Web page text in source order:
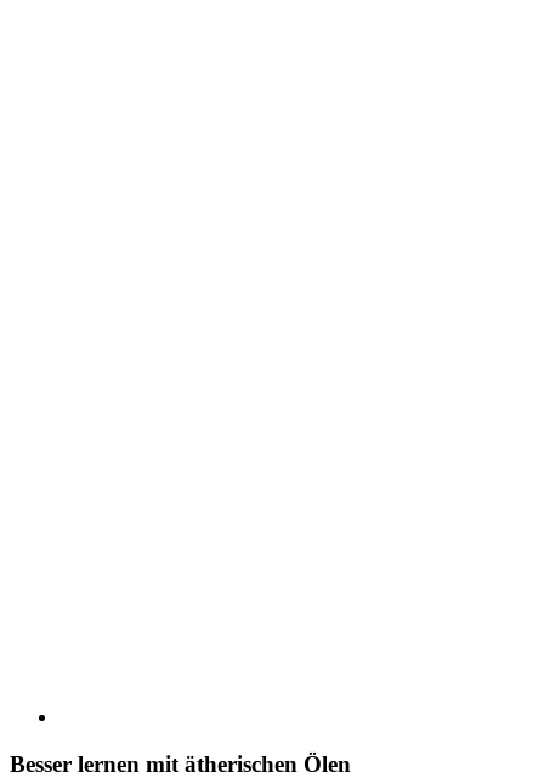
Besser lernen mit ätherischen Ölen